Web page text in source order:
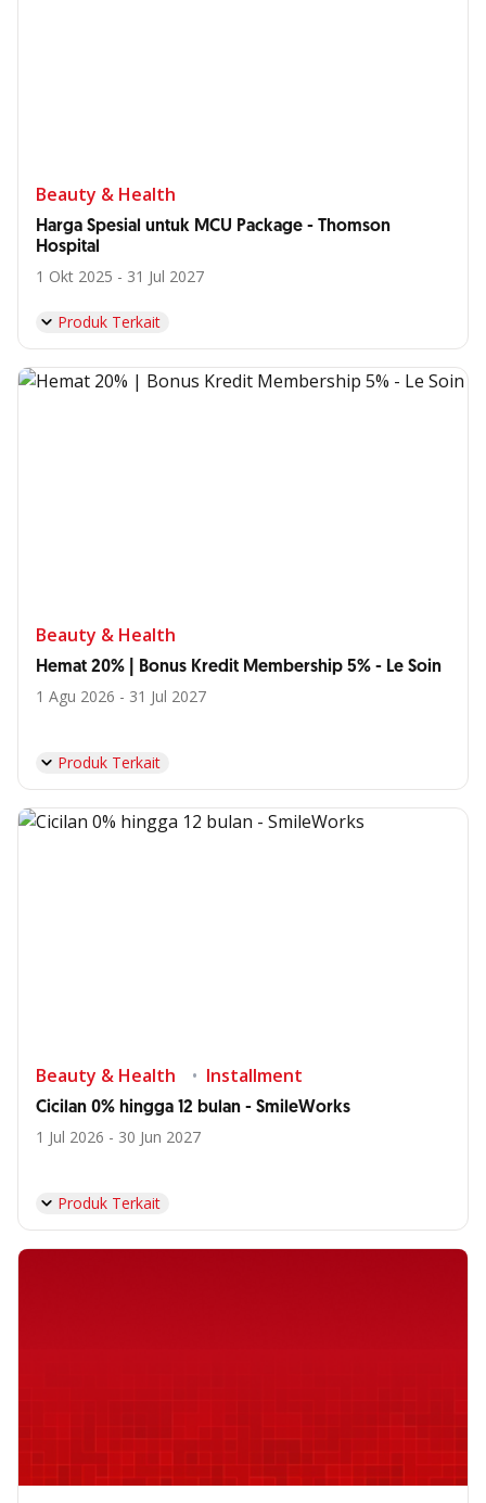
Beauty & Health
Harga Spesial untuk MCU Package - Thomson
Hospital
1 Okt 2025 - 31 Jul 2027
Produk Terkait
Beauty & Health
Hemat 20% | Bonus Kredit Membership 5% - Le Soin
1 Agu 2026 - 31 Jul 2027
Produk Terkait
Beauty & Health Installment
Cicilan 0% hingga 12 bulan - SmileWorks
1 Jul 2026 - 30 Jun 2027
Produk Terkait